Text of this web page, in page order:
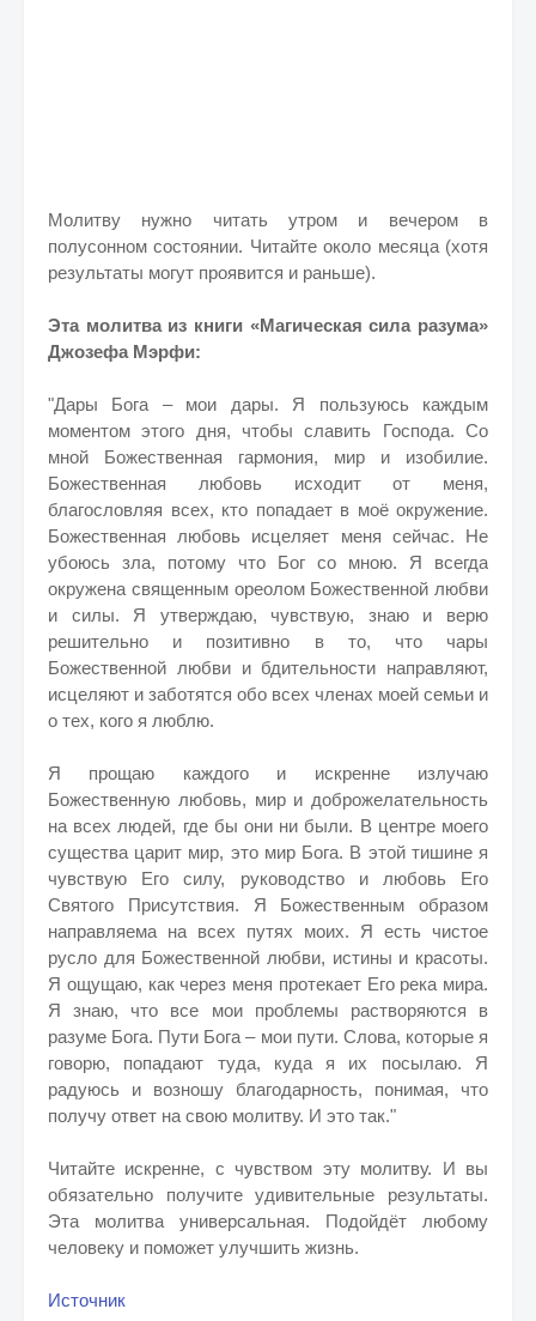
Молитву нужно читать утром и вечером в
полусонном состоянии. Читайте около месяца (хотя
результаты могут проявится и раньше).
Эта молитва из книги «Магическая сила разума»
Джозефа Мэрфи:
"Дары Бога – мои дары. Я пользуюсь каждым
моментом этого дня, чтобы славить Господа. Со
мной Божественная гармония, мир и изобилие.
Божественная любовь исходит от меня,
благословляя всех, кто попадает в моё окружение.
Божественная любовь исцеляет меня сейчас. Не
убоюсь зла, потому что Бог со мною. Я всегда
окружена священным ореолом Божественной любви
и силы. Я утверждаю, чувствую, знаю и верю
решительно и позитивно в то, что чары
Божественной любви и бдительности направляют,
исцеляют и заботятся обо всех членах моей семьи и
о тех, кого я люблю.
Я прощаю каждого и искренне излучаю
Божественную любовь, мир и доброжелательность
на всех людей, где бы они ни были. В центре моего
существа царит мир, это мир Бога. В этой тишине я
чувствую Его силу, руководство и любовь Его
Святого Присутствия. Я Божественным образом
направляема на всех путях моих. Я есть чистое
русло для Божественной любви, истины и красоты.
Я ощущаю, как через меня протекает Его река мира.
Я знаю, что все мои проблемы растворяются в
разуме Бога. Пути Бога – мои пути. Слова, которые я
говорю, попадают туда, куда я их посылаю. Я
радуюсь и возношу благодарность, понимая, что
получу ответ на свою молитву. И это так."
Читайте искренне, с чувством эту молитву. И вы
обязательно получите удивительные результаты.
Эта молитва универсальная. Подойдёт любому
человеку и поможет улучшить жизнь.
Источник